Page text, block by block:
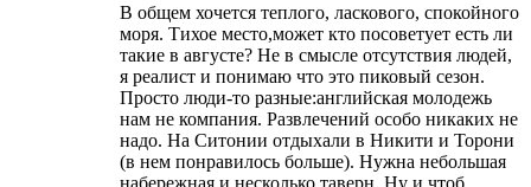
В общем хочется теплого, ласкового, спокойного
моря. Тихое место,может кто посоветует есть ли
такие в августе? Не в смысле отсутствия людей,
я реалист и понимаю что это пиковый сезон.
Просто люди-то разные:английская молодежь
нам не компания. Развлечений особо никаких не
надо. На Ситонии отдыхали в Никити и Торони
(в нем понравилось больше). Нужна небольшая
набережная и несколько таверн. Ну и чтоб